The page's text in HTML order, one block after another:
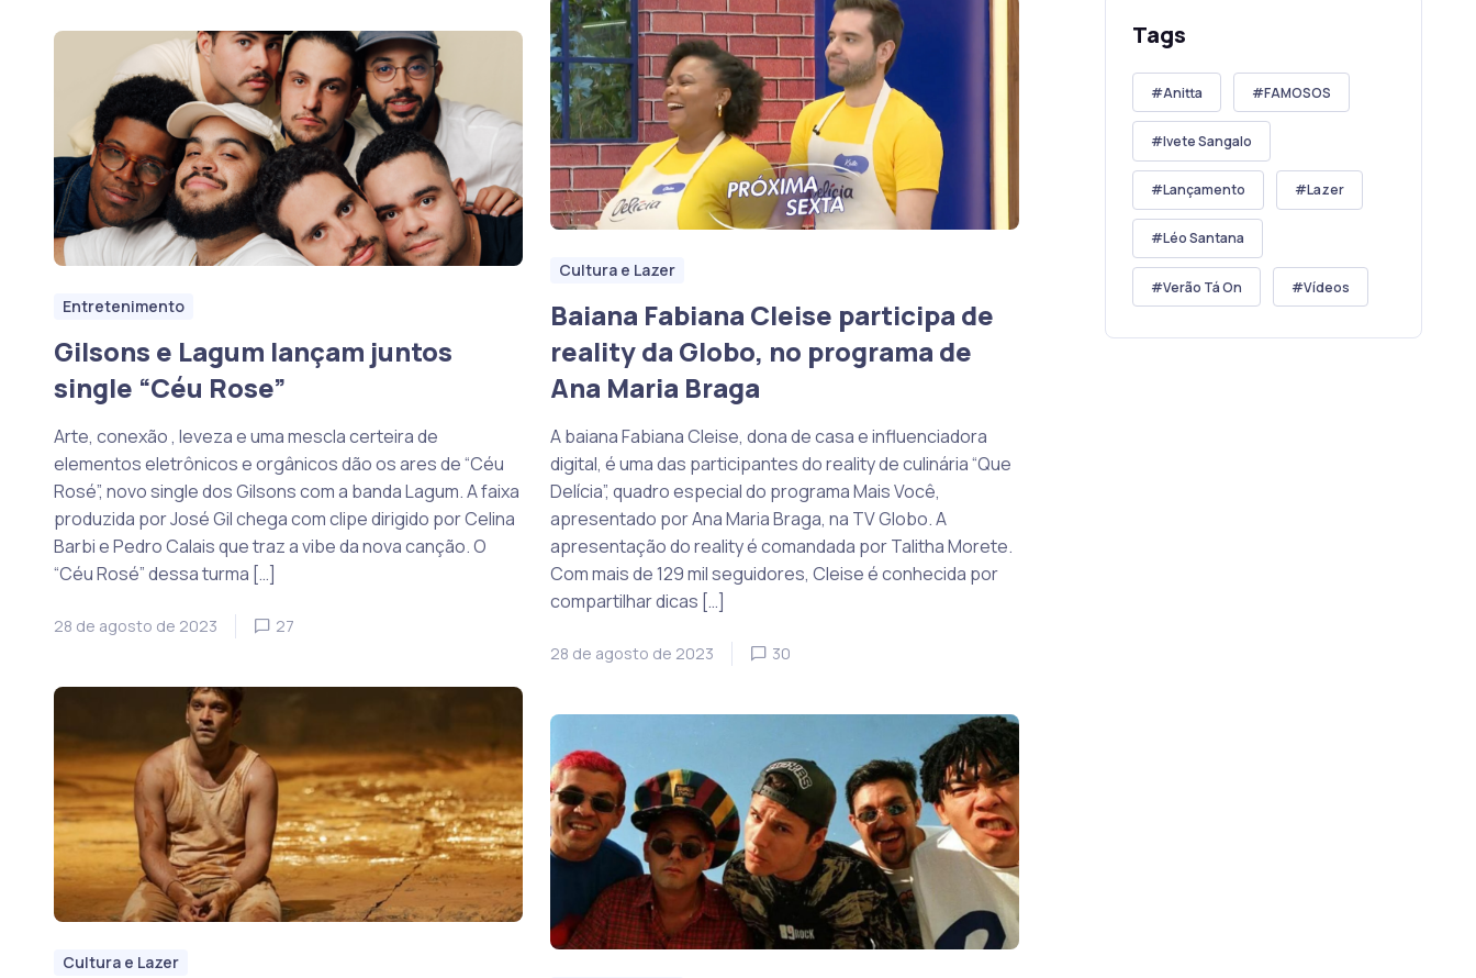
Cultura e Lazer
Baiana Fabiana Cleise participa de
reality da Globo, no programa de
Ana Maria Braga
A baiana Fabiana Cleise, dona de casa e influenciadora
digital, é uma das participantes do reality de culinária “Que
Delícia”, quadro especial do programa Mais Você,
apresentado por Ana Maria Braga, na TV Globo. A
apresentação do reality é comandada por Talitha Morete.
Com mais de 129 mil seguidores, Cleise é conhecida por
compartilhar dicas […]
28 de agosto de 2023 30
Entretenimento
Gilsons e Lagum lançam juntos
single “Céu Rose”
Arte, conexão , leveza e uma mescla certeira de
elementos eletrônicos e orgânicos dão os ares de “Céu
Rosé”, novo single dos Gilsons com a banda Lagum. A faixa
produzida por José Gil chega com clipe dirigido por Celina
Barbi e Pedro Calais que traz a vibe da nova canção. O
“Céu Rosé” dessa turma […]
28 de agosto de 2023 27
Cultura e Lazer
Tags
Anitta FAMOSOS
Ivete Sangalo
Lançamento Lazer
Léo Santana
Verão Tá On Vídeos